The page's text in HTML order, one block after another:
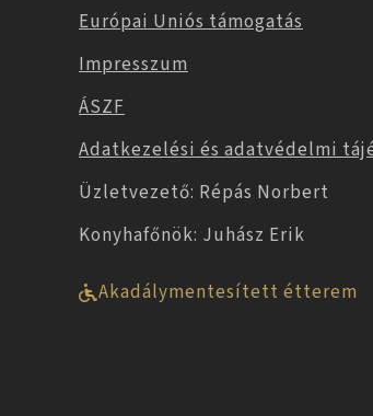
Európai Uniós támogatás
Impresszum
ÁSZF
Adatkezelési és adatvédelmi
Üzletvezető: Répás Norbert
Konyhafőnök: Juhász Erik
Akadálymentesített étterem